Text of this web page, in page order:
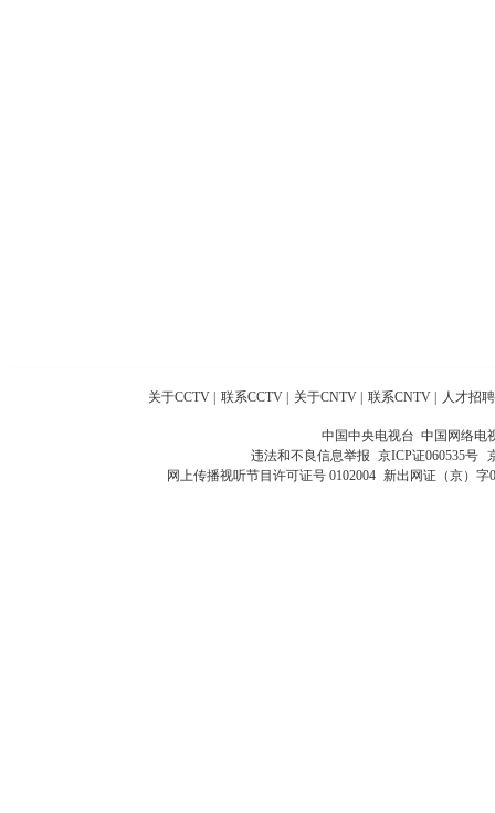
关于CCTV 联系CCTV 关于CNTV 联系CNTV 人才招聘
中国中央电视台 中国网络电
违法和不良信息举报 京ICP证060535号
网上传播视听节目许可证号 0102004 新出网证（京）